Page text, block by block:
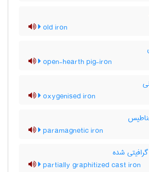
old iron
open-hearth pig-iron
oxygenised iron
paramagnetic iron
شده
partially graphitized cast iron